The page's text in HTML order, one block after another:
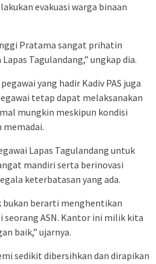
evakuasi warga binaan
Pratama sangat prihatin
Tagulandang,” ungkap dia.
yang hadir Kadiv PAS juga
tetap dapat melaksanakan
mungkin meskipun kondisi
memadai.
Lapas Tagulandang untuk
mandiri serta berinovasi
keterbatasan yang ada.
bukan berarti menghentikan
seorang ASN. Kantor ini milik kita
baik,” ujarnya.
sedikit dibersihkan dan dirapikan